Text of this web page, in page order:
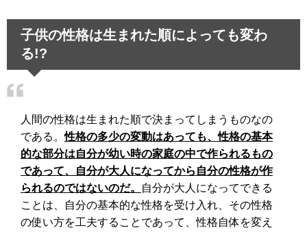
子供の性格は生まれた順によっても変わ
る!?
人間の性格は生まれた順で決まってしまうものなの
である。性格の多少の変動はあっても、性格の基本
的な部分は自分が幼い時の家庭の中で作られるもの
であって、自分が大人になってから自分の性格が作
られるのではないのだ。
自分が大人になってできる
ことは、自分の基本的な性格を受け入れ、その性格
の使い方を工夫することであって、性格自体を変え